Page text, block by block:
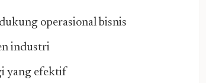
operasional bisnis
industri
yang efektif